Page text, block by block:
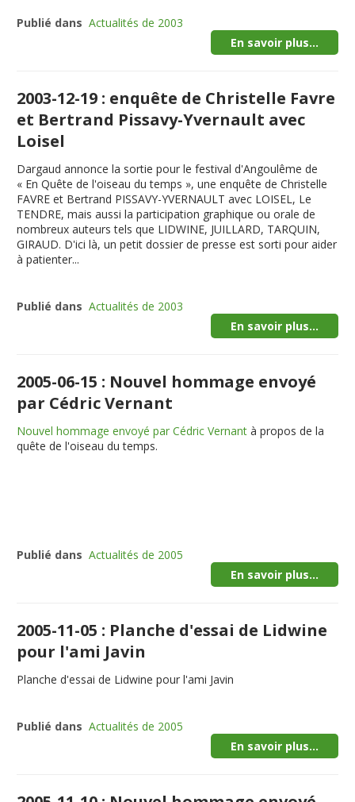
Publié dans Actualités de 2003
En savoir plus...
2003-12-19 : enquête de Christelle Favre
et Bertrand Pissavy-Yvernault avec
Loisel
Dargaud annonce la sortie pour le festival d'Angoulême de
« En Quête de l'oiseau du temps », une enquête de Christelle
FAVRE et Bertrand PISSAVY-YVERNAULT avec LOISEL, Le
TENDRE, mais aussi la participation graphique ou orale de
nombreux auteurs tels que LIDWINE, JUILLARD, TARQUIN,
GIRAUD. D'ici là, un petit dossier de presse est sorti pour aider
à patienter...
Publié dans Actualités de 2003
En savoir plus...
2005-06-15 : Nouvel hommage envoyé
par Cédric Vernant
Nouvel hommage envoyé par Cédric Vernantà propos de la
quête de l'oiseau du temps.
Publié dans Actualités de 2005
En savoir plus...
2005-11-05 : Planche d'essai de Lidwine
pour l'ami Javin
Planche d'essai de Lidwine pour l'ami Javin
Publié dans Actualités de 2005
En savoir plus...